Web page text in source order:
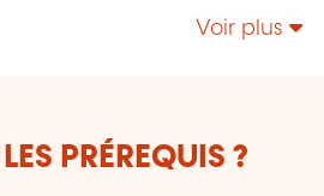
Voir plus
PRÉREQUIS ?